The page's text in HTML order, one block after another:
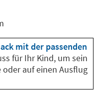
mit der passenden
für Ihr Kind, um sein
oder auf einen Ausflug